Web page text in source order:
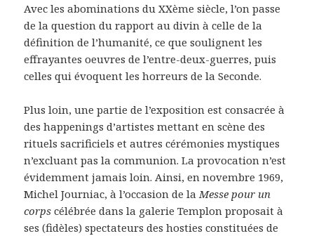
Avec les abominations du XXème siècle, l’on passe
de la question du rapport au divin à celle de la
définition de l’humanité, ce que soulignent les
effrayantes oeuvres de l’entre-deux-guerres, puis
celles qui évoquent les horreurs de la Seconde.
Plus loin, une partie de l’exposition est consacrée à
des happenings d’artistes mettant en scène des
rituels sacrificiels et autres cérémonies mystiques
n’excluant pas la communion. La provocation n’est
évidemment jamais loin. Ainsi, en novembre 1969,
Michel Journiac, à l’occasion de la Messe pour un
corps célébrée dans la galerie Templon proposait à
ses (fidèles) spectateurs des hosties constituées de